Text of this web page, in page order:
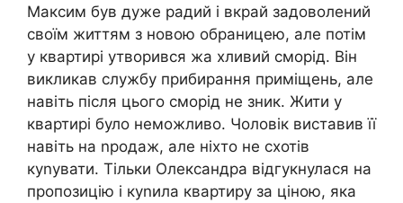
Максим був дуже радий і вкрай задоволений
своїм життям з новою обраницею, але потім
у квартирі утворився жа хливий сморід. Він
викликав службу прибирання приміщень, але
навіть після цього сморід не зник. Жити у
квартирі було неможливо. Чоловік виставив її
навіть на nродаж, але ніхто не схотів
куnувати. Тільки Олександра відгукнулася на
пропозицію і куnила квартиру за ціною, яка